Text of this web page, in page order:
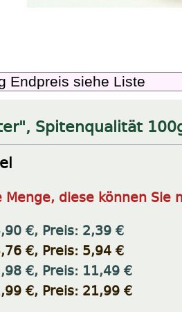
Spitenqualität
diese können
€, Preis: 2,39 €
€, Preis: 5,94 €
€, Preis: 11,49 €
€, Preis: 21,99 €